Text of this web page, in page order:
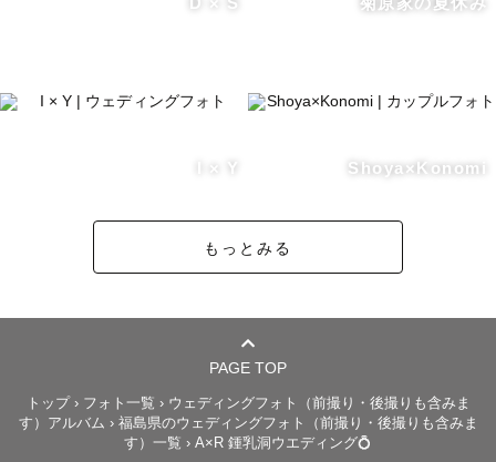
を心掛けて撮影いたします！
・緑に囲まれた自然の中での写真、木々やその時の見頃の
お花など、東北の豊かな自然を活かした写真が得意です。
・撮影スポットへの撮影や観光・旅行が好きなので、立地
を引き出したダイナミックな写真もお撮りします。
・夕日の時間以降や室内撮りなど、ストロボを使用した撮
I × Y Shoya×Konomi
もっとみる
PAGE TOP
トップ› フォト一覧 › ウェディングフォト（前撮り・後撮りも含みま
す）アルバム › 福島県のウェディングフォト（前撮り・後撮りも含みま
す）一覧 › A×R 鍾乳洞ウエディング💍